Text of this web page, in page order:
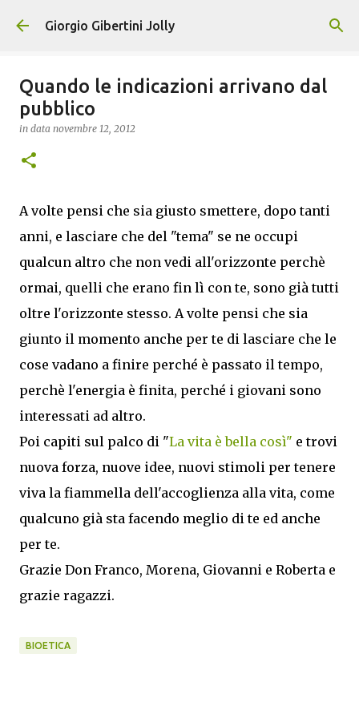
Passa ai contenuti principali
Giorgio Gibertini Jolly
Quando le indicazioni arrivano dal
pubblico
in data novembre 12, 2012
A volte pensi che sia giusto smettere, dopo tanti
anni, e lasciare che del "tema" se ne occupi
qualcun altro che non vedi all'orizzonte perchè
ormai, quelli che erano fin lì con te, sono già tutti
oltre l'orizzonte stesso. A volte pensi che sia
giunto il momento anche per te di lasciare che le
cose vadano a finire perché è passato il tempo,
perchè l'energia è finita, perché i giovani sono
interessati ad altro.
Poi capiti sul palco di "La vita è bella così" e trovi
nuova forza, nuove idee, nuovi stimoli per tenere
viva la fiammella dell'accoglienza alla vita, come
qualcuno già sta facendo meglio di te ed anche
per te.
Grazie Don Franco, Morena, Giovanni e Roberta e
grazie ragazzi.
BIOETICA